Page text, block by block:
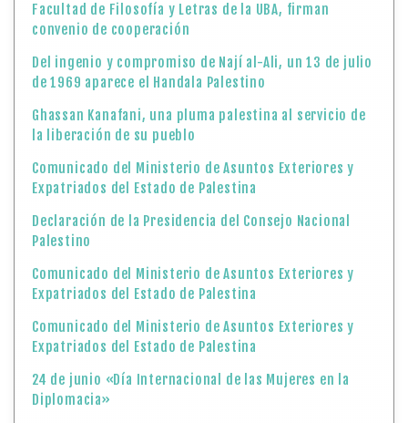
Facultad de Filosofía y Letras de la UBA, firman
convenio de cooperación
Del ingenio y compromiso de Nají al-Ali, un 13 de julio
de 1969 aparece el Handala Palestino
Ghassan Kanafani, una pluma palestina al servicio de
la liberación de su pueblo
Comunicado del Ministerio de Asuntos Exteriores y
Expatriados del Estado de Palestina
Declaración de la Presidencia del Consejo Nacional
Palestino
Comunicado del Ministerio de Asuntos Exteriores y
Expatriados del Estado de Palestina
Comunicado del Ministerio de Asuntos Exteriores y
Expatriados del Estado de Palestina
24 de junio «Día Internacional de las Mujeres en la
Diplomacia»